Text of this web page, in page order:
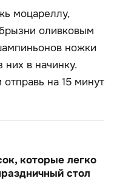
моцареллу,
оливковым
ножки
в начинку.
на 15 минут
которые легко
стол